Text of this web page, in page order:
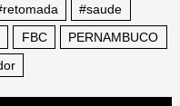
#saude
FBC
PERNAMBUCO